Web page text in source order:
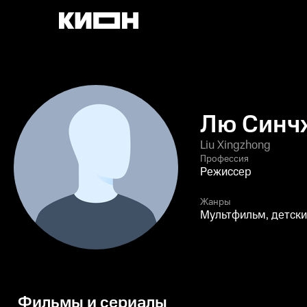
Лю
Liu Xingzhong
Профессия
Режиссер
Жанры
Мультфильм,